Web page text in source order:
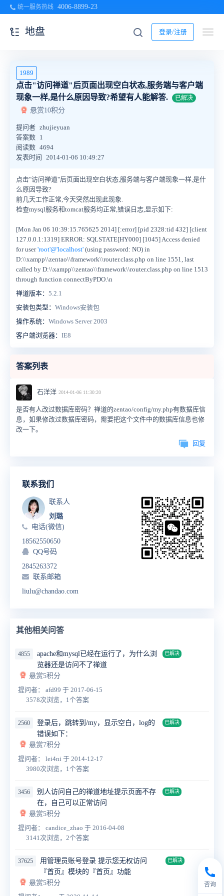
统一服务热线 4006-8899-23
登录/注册
地盘
1989
点击"访问禅道"后页面出现空白状态,服务端与客户端
现象一样,是什么原因导致?希望有人能解答.
已解决
悬赏10积分
提问者 zhujieyuan
答案数 1
阅读数 4694
发表时间
2014-01-06 10:49:27
点击"访问禅道"后页面出现空白状态,服务端与客户端现象一样,是什
么原因导致?
前几天工作正常,今天突然出现此现象.
检查mysql服务和tomcat服务均正常,错误日志,显示如下:
[Mon Jan 06 10:39:15.765625 2014] [:error] [pid 2328:tid 432] [client
127.0.0.1:1319] ERROR: SQLSTATE[HY000] [1045] Access denied
for user'root'@'localhost' (using password: NO) in
D:\\xampp\\zentao\\framework\\router.class.php on line 1551, last
called by D:\\xampp\\zentao\\framework\\router.class.php on line 1513
through function connectByPDO.\n
禅道版本： 5.2.1
安装包类型： Windows安装包
操作系统： Windows Server 2003
客户端浏览器： IE8
答案列表
石洋洋 2014-01-06 11:30:20
是否有人改过数据库密码？禅道的zentao/config/my.php有数据库信
息，如果修改过数据库密码，需要把这个文件中的数据库信息也修
改一下。
回复
联系我们
联系人
刘璐
电话(微信)
18562550650
QQ号码
2845263372
联系邮箱
liulu@chandao.com
其他相关问答
4855
apache和mysql已经在运行了，为什么浏
览器还是访问不了禅道
已解决
悬赏5积分
提问者： afd99 于 2017-06-15
3578次浏览，1个答案
2560
登录后，跳转到/my，显示空白，log的
错误如下：
已解决
悬赏7积分
提问者： lei4ni 于 2014-12-17
3980次浏览，1个答案
3456
别人访问自己的禅道地址提示页面不存
在，自己可以正常访问
已解决
悬赏5积分
提问者： candice_zhao 于 2016-04-08
3141次浏览，2个答案
37625
用管理员账号登录 提示您无权访问
『首页』模块的『首页』功能
已解决
悬赏5积分
咨询